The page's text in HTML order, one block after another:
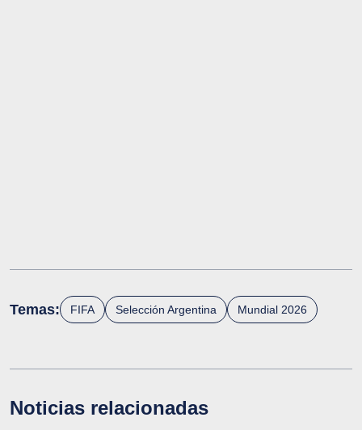
Temas: FIFA Selección Argentina Mundial 2026
Noticias relacionadas